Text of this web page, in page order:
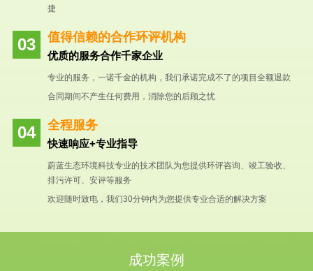
捷
值得信赖的合作环评机构
优质的服务合作千家企业
专业的服务，一诺千金的机构，我们承诺完成不了的项目全额退款
合同期间不产生任何费用，消除您的后顾之忧
全程服务
快速响应+专业指导
蔚蓝生态环境科技专业的技术团队为您提供环评咨询、竣工验收、
排污许可、安评等服务
欢迎随时致电，我们30分钟内为您提供专业合适的解决方案
成功案例